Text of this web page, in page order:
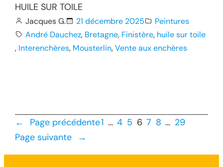
HUILE SUR TOILE
Jacques G. 21 décembre 2025
Peintures
André Dauchez, Bretagne, Finistère, huile sur toile
, Interenchères, Mousterlin, Vente aux enchères
← Page précédente1 … 4 5 6 7 8 … 29
Page suivante
→